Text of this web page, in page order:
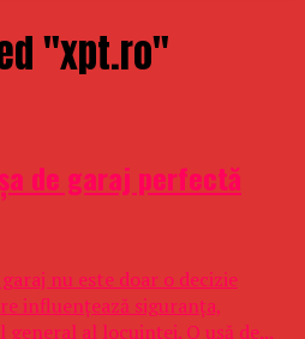
"xpt.ro"
de garaj perfectă
nu este doar o decizie
influențează siguranța,
al locuinței. O ușă de...